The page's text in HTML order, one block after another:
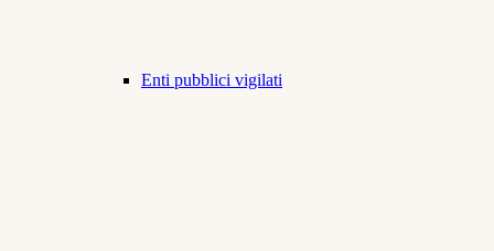
Enti pubblici vigilati